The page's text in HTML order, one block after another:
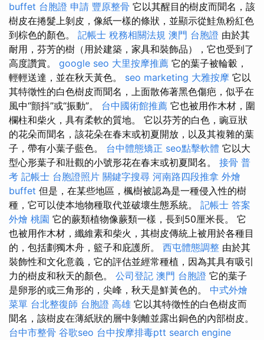
buffet 台胞證 申請 豐原整骨 它以其醒目的樹皮而聞名，該
樹皮在捲髮上剝皮，像紙一樣的條狀，並顯示從鮭魚粉紅色
到棕色的顏色。 記帳士 稅務相關法規 澳門 台胞證 由於其
耐用，芬芳的樹（用於建築，家具和裝飾品），它也受到了
高度讚賞。 google seo 大里按摩推薦 它的葉子被輪轂，
輕輕送達，並在秋天黃色。 seo marketing 大雅按摩 它以
其特徵性的白色樹皮而聞名，上面散佈著黑色傷疤，似乎在
風中“顫抖”或“振動”。 台中國術館推薦 它也被用作木材，圍
欄柱和柴火，具有柔軟的質地。 它以芬芳的白色，豌豆狀
的花朵而聞名，該花朵在春末或初夏開放，以及其複雜的葉
子，帶有小葉子藍色。 台中體態矯正 seo點擊軟體 它以大
型心形葉子和壯觀的小號形花在春末或初夏聞名。 接骨 普
考 記帳士 台胞證照片 關鍵字搜尋 河南路四段推拿 外燴
buffet 但是，在某些地區，楓樹被認為是一種侵入性的樹
種，它可以使本地物種取代並破壞生態系統。 記帳士 答案
外燴 桃園 它的蕨類植物像蕨類一樣，長到50厘米長。 它
也被用作木材，纖維素和柴火，其樹皮傳統上被用於各種目
的，包括劃獨木舟，籃子和庇護所。 西屯體態調整 由於其
裝飾性和文化意義，它的評估並經常種植，因為其具有吸引
力的樹皮和秋天的顏色。 公司登記 澳門 台胞證 它的葉子
是卵形的或三角形的，尖峰，秋天是鮮黃色的。 中式外燴
菜單 台北整復師 台胞證 高雄 它以其特徵性的白色樹皮而
聞名，該樹皮在薄紙狀的層中剝離並露出銅色的內部樹皮。
台中市整骨 谷歌seo 台中按摩排毒ptt search engine